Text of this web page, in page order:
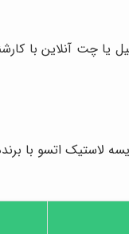
یا چت آنلاین با
لاستیک اتسو با